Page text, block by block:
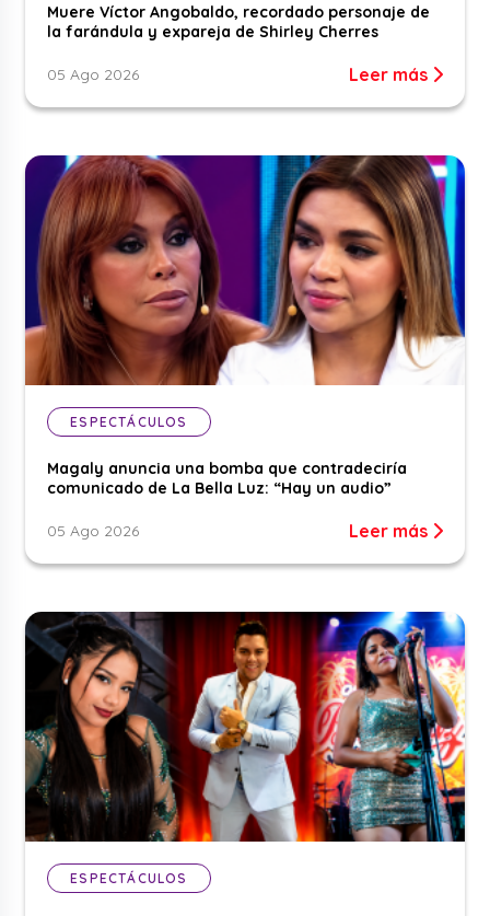
Muere Víctor Angobaldo, recordado personaje de
la farándula y expareja de Shirley Cherres
05 Ago 2026 Leer más
ESPECTÁCULOS
Magaly anuncia una bomba que contradeciría
comunicado de La Bella Luz: “Hay un audio”
05 Ago 2026 Leer más
ESPECTÁCULOS